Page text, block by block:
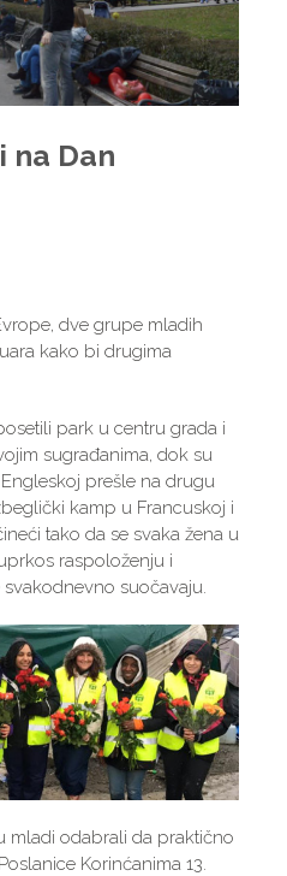
na Dan
dve grupe mladih
kako bi drugima
park u centru grada i
sugrađanima, dok su
prešle na drugu
kamp u Francuskoj i
tako da se svaka žena u
raspoloženju i
suočavaju.
mladi odabrali da praktično
Korinćanima 13.